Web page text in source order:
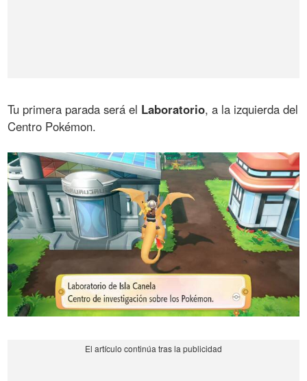
Tu primera parada será el Laboratorio, a la izquierda del
Centro Pokémon.